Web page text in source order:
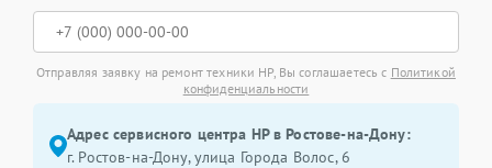
Отправляя заявку на ремонт техники HP, Вы соглашаетесь с Политикой
конфиденциальности
Адрес сервисного центра HP в Ростове-на-Дону:
г. Ростов-на-Дону, улица Города Волос, 6